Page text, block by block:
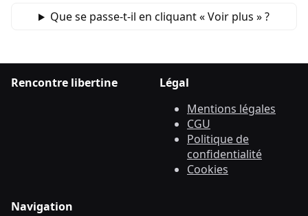
Que se passe‑t‑il en cliquant « Voir plus » ?
Rencontre libertine
Légal
Mentions légales
CGU
Politique de
confidentialité
Cookies
Navigation